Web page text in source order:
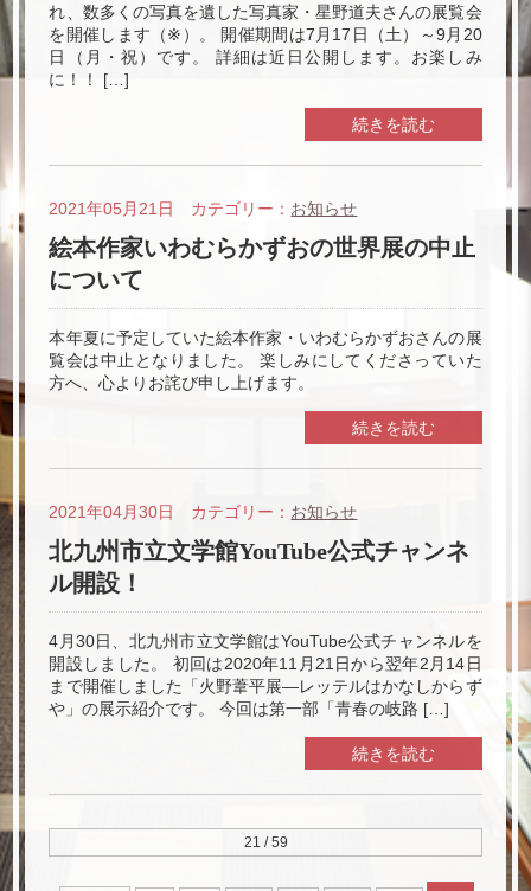
れ、数多くの写真を遺した写真家・星野道夫さんの展覧会
を開催します（※）。 開催期間は7月17日（土）～9月20
日（月・祝）です。 詳細は近日公開します。お楽しみ
に！！ […]
続きを読む
2021年05月21日 カテゴリー： お知らせ
絵本作家いわむらかずおの世界展の中止
について
本年夏に予定していた絵本作家・いわむらかずおさんの展
覧会は中止となりました。 楽しみにしてくださっていた
方へ、心よりお詫び申し上げます。
続きを読む
2021年04月30日 カテゴリー： お知らせ
北九州市立文学館YouTube公式チャンネ
ル開設！
4月30日、北九州市立文学館はYouTube公式チャンネルを
開設しました。 初回は2020年11月21日から翌年2月14日
まで開催しました「火野葦平展―レッテルはかなしからず
や」の展示紹介です。 今回は第一部「青春の岐路 […]
続きを読む
21 / 59